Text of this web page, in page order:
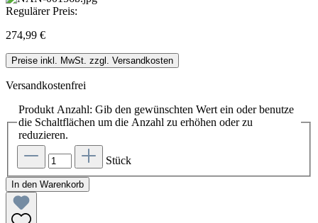
Regulärer Preis:
274,99 €
Preise inkl. MwSt. zzgl. Versandkosten
Versandkostenfrei
Produkt Anzahl: Gib den gewünschten Wert ein oder benutze
die Schaltflächen um die Anzahl zu erhöhen oder zu
reduzieren.
Stück
In den Warenkorb